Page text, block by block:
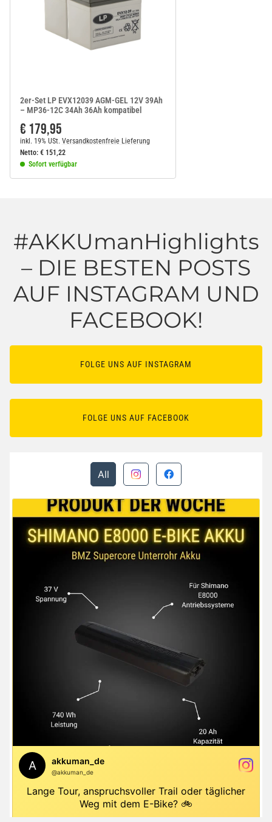
2er-Set LP EVX12039 AGM-GEL 12V 39Ah
– MP36-12C 34Ah 36Ah kompatibel
€ 179,95
inkl. 19% USt. Versandkostenfreie Lieferung
Netto: € 151,22
Sofort verfügbar
#AKKUmanHighlights
– DIE BESTEN POSTS
AUF INSTAGRAM UND
FACEBOOK!
FOLGE UNS AUF INSTAGRAM
FOLGE UNS AUF FACEBOOK